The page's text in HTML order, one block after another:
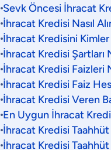
Sevk Öncesi İhracat
İhracat Kredisi Nasıl
İhracat Kredisini
İhracat Kredisi Şartları
İhracat Kredisi Faizleri
İhracat Kredisi Faiz
İhracat Kredisi Veren
En Uygun İhracat
İhracat Kredisi Taahhüt
İhracat Kredisi